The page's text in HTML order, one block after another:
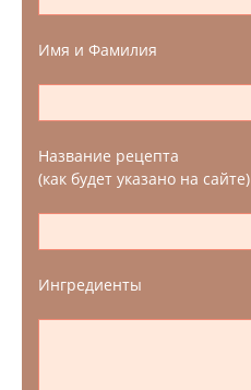
Имя и Фамилия
Название рецепта
(как будет указано на сайте)
Ингредиенты